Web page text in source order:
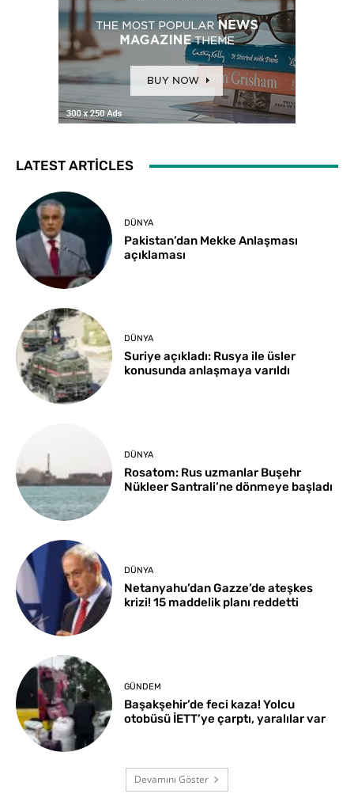
LATEST ARTICLES
DÜNYA
Pakistan’dan Mekke Anlaşması
açıklaması
DÜNYA
Suriye açıkladı: Rusya ile üsler
konusunda anlaşmaya varıldı
DÜNYA
Rosatom: Rus uzmanlar Buşehr
Nükleer Santrali’ne dönmeye başladı
DÜNYA
Netanyahu’dan Gazze’de ateşkes
krizi! 15 maddelik planı reddetti
GÜNDEM
Başakşehir’de feci kaza! Yolcu
otobüsü İETT’ye çarptı, yaralılar var
Devamını Göster